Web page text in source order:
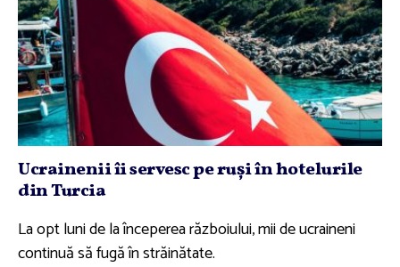
Ucrainenii îi servesc pe ruşi în hotelurile
din Turcia
La opt luni de la începerea războiului, mii de ucraineni
continuă să fugă în străinătate.